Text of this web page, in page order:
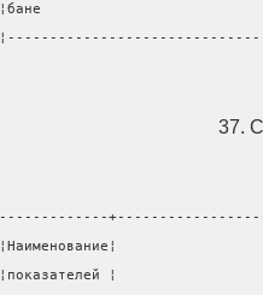
¦бане
37.
-------------
¦Наименование¦
¦показателей ¦